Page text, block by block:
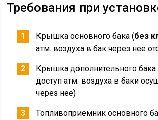
Требования при
Крышка основного бака (без
атм. воздуха в бак через нее
Крышка дополнительного бака
доступ атм. воздуха в баки
через нее)
Топливоприемник основного